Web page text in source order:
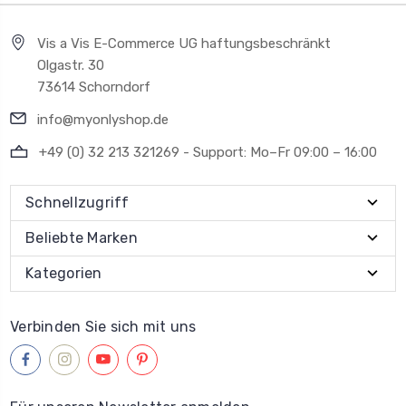
Vis a Vis E-Commerce UG haftungsbeschränkt
Olgastr. 30
73614 Schorndorf
info@myonlyshop.de
+49 (0) 32 213 321269 - Support: Mo–Fr 09:00 – 16:00
Schnellzugriff
Beliebte Marken
Kategorien
Verbinden Sie sich mit uns